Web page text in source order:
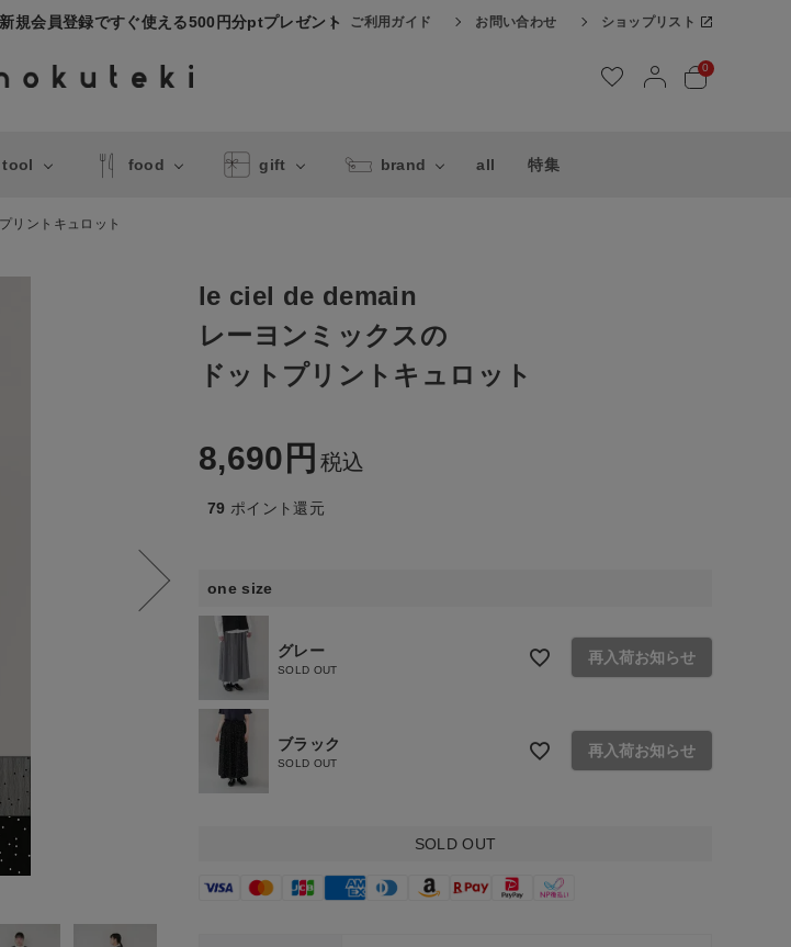
規会員登録ですぐ使える500円分ptプレゼント ご利用ガイド お問い合わせ ショップリスト
0
food gift brand all 特集
リントキュロット
le ciel de demain
レーヨンミックスの
ドットプリントキュロット
8,690 税込
79 ポイント還元
one size
グレー
SOLD OUT
再入荷お知らせ
ブラック
SOLD OUT
再入荷お知らせ
SOLD OUT